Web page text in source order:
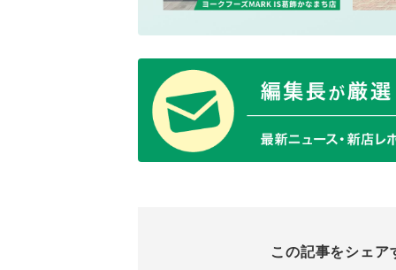
この記事をシェア